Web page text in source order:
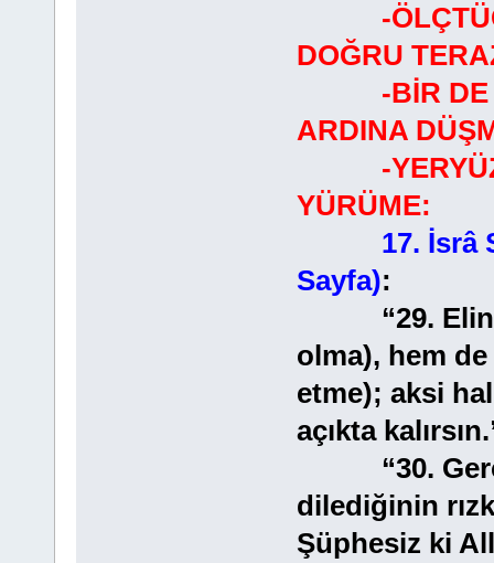
-
DOĞRU
-BİR DE
ARDINA
-
YÜRÜME:
17. İsrâ
Sayfa):
“29. Elini
olma), hem
etme); aksi
açıkta
“30.
dilediğinin
Şüphesiz ki